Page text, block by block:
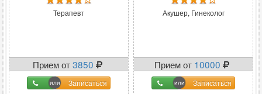
Терапевт
Прием от3850
Записаться
Акушер, Гинеколог
Прием от 10000
Записаться